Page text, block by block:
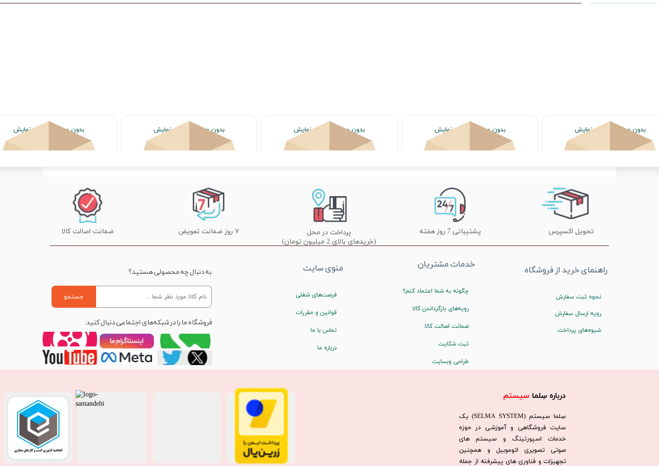
بدون محصول جهت نمایش
بدون محصول جهت نمایش
بدون محصول جهت نمایش
بدون محصول جهت نمایش
بدون محصول جهت نمایش
درباره سِلما سیستم​​​​​​​
سِلما سيستم (SELMA SYSTEM) یک
سایت فروشگاهی و آموزشی در حوزه
خدمات اسپورتینگ و سیستم های
صوتی تصویری اتوموبیل و همچنین
تجهیزات و فناوری های پیشرفته از جمله
تحویل اکسپرس پشتیبانی 7 روز هفته
پرداخت در محل
(خریدهای بالای 2 میلیون تومان)
۷ روز ضمانت تعویض ضمانت اصالت کالا
راهنمای خرید از فروشگاه
نحوه ثبت سفارش
رویه ارسال سفارش
شیوه‌های پرداخت
خدمات مشتریان
چگونه به شما اعتماد کنم؟
رویه‌های بازگرداندن کالا
ضمانت اصالت کالا
ثبت شکایت
طراحی وبسایت
منوی سایت
فرصت‌های شغلی
قوانین و مقررات
تماس با ما
درباره ما
به دنبال چه محصولی هستید؟
جستجو
فروشگاه ما را در شبکه‌های اجتماعی دنبال کنید: